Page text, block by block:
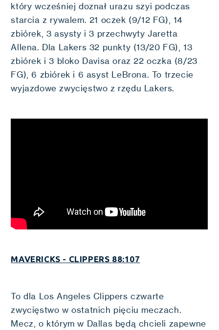
który wcześniej doznał urazu szyi podczas
starcia z rywalem. 21 oczek (9/12 FG), 14
zbiórek, 3 asysty i 3 przechwyty Jaretta
Allena. Dla Lakers 32 punkty (13/20 FG), 13
zbiórek i 3 bloko Davisa oraz 22 oczka (8/23
FG), 6 zbiórek i 6 asyst LeBrona. To trzecie
wyjazdowe zwycięstwo z rzędu Lakers.
MAVERICKS - CLIPPERS 88:107
To dla Los Angeles Clippers czwarte
zwycięstwo w ostatnich pięciu meczach.
Mecz, o którym w Dallas będą chcieli zapewne